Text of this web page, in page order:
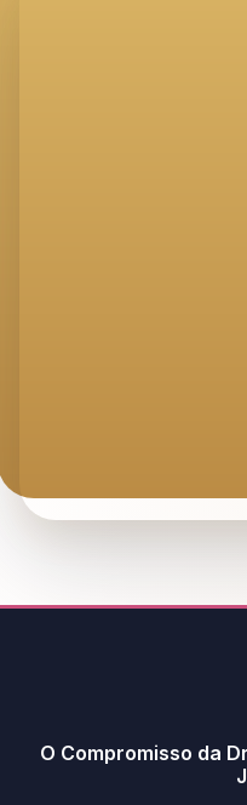
O Compromisso da